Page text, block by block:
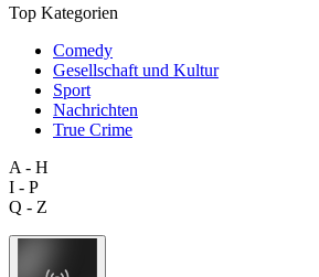
Top Kategorien
Comedy
Gesellschaft und Kultur
Sport
Nachrichten
True Crime
A - H
I - P
Q - Z